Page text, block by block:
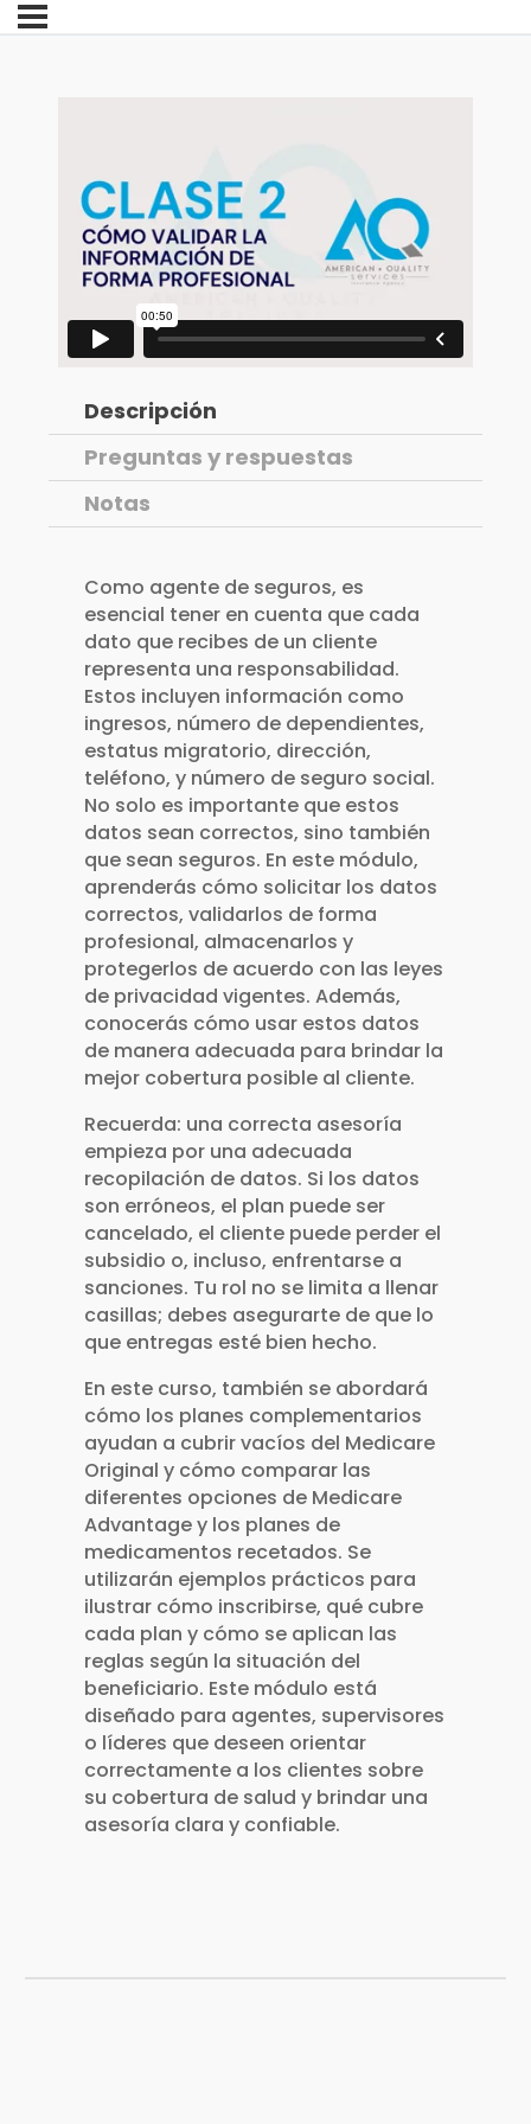
Descripción
Preguntas y respuestas
Notas
Como agente de seguros, es
esencial tener en cuenta que cada
dato que recibes de un cliente
representa una responsabilidad.
Estos incluyen información como
ingresos, número de dependientes,
estatus migratorio, dirección,
teléfono, y número de seguro social.
No solo es importante que estos
datos sean correctos, sino también
que sean seguros. En este módulo,
aprenderás cómo solicitar los datos
correctos, validarlos de forma
profesional, almacenarlos y
protegerlos de acuerdo con las leyes
de privacidad vigentes. Además,
conocerás cómo usar estos datos
de manera adecuada para brindar la
mejor cobertura posible al cliente.
Recuerda: una correcta asesoría
empieza por una adecuada
recopilación de datos. Si los datos
son erróneos, el plan puede ser
cancelado, el cliente puede perder el
subsidio o, incluso, enfrentarse a
sanciones. Tu rol no se limita a llenar
casillas; debes asegurarte de que lo
que entregas esté bien hecho.
En este curso, también se abordará
cómo los planes complementarios
ayudan a cubrir vacíos del Medicare
Original y cómo comparar las
diferentes opciones de Medicare
Advantage y los planes de
medicamentos recetados. Se
utilizarán ejemplos prácticos para
ilustrar cómo inscribirse, qué cubre
cada plan y cómo se aplican las
reglas según la situación del
beneficiario. Este módulo está
diseñado para agentes, supervisores
o líderes que deseen orientar
correctamente a los clientes sobre
su cobertura de salud y brindar una
asesoría clara y confiable.